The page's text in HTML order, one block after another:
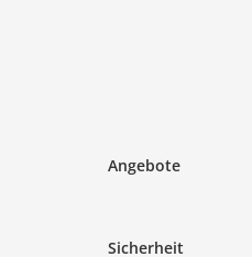
Angebote
Sicherheit